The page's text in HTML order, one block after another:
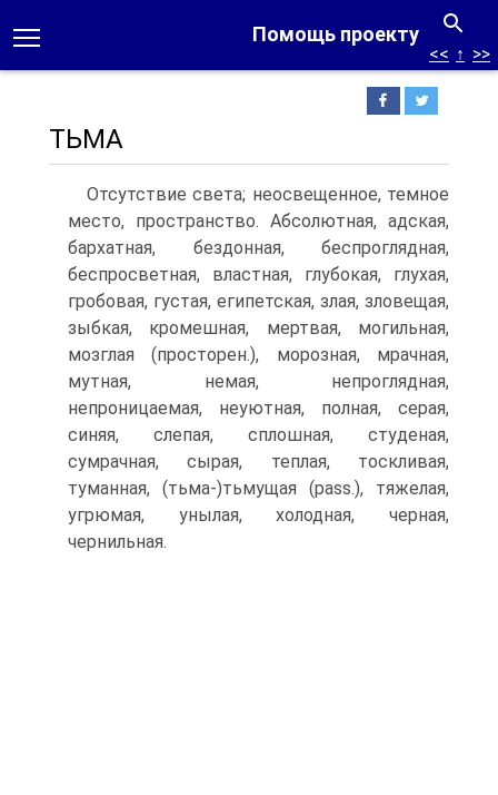
Помощь проекту
<< ↑ >>
ТЬМА
Отсутствие света; неосвещенное, темное
место, пространство. Абсолютная, адская,
бархатная, бездонная, беспроглядная,
беспросветная, властная, глубокая, глухая,
гробовая, густая, египетская, злая, зловещая,
зыбкая, кромешная, мертвая, могильная,
мозглая (просторен.), морозная, мрачная,
мутная, немая, непроглядная,
непроницаемая, неуютная, полная, серая,
синяя, слепая, сплошная, студеная,
сумрачная, сырая, теплая, тоскливая,
туманная, (тьма-)тьмущая (pass.), тяжелая,
угрюмая, унылая, холодная, черная,
чернильная.